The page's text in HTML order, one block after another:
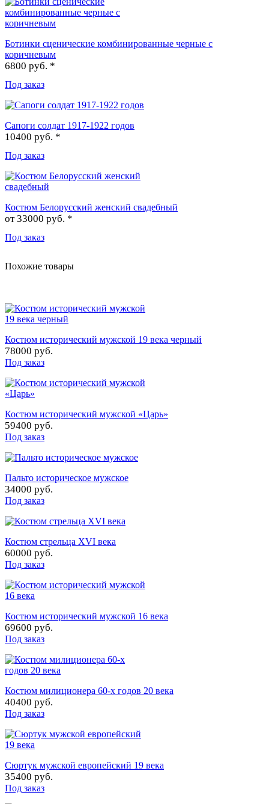
Ботинки сценические комбинированные черные с
коричневым
6800 руб. *
Под заказ
Сапоги солдат 1917-1922 годов
10400 руб. *
Под заказ
Костюм Белорусский женский свадебный
от33000 руб. *
Под заказ
Похожие товары
Костюм исторический мужской 19 века черный
78000 руб.
Под заказ
Костюм исторический мужской «Царь»
59400 руб.
Под заказ
Пальто историческое мужское
34000 руб.
Под заказ
Костюм стрельца XVI века
60000 руб.
Под заказ
Костюм исторический мужской 16 века
69600 руб.
Под заказ
Костюм милиционера 60-х годов 20 века
40400 руб.
Под заказ
Сюртук мужской европейский 19 века
35400 руб.
Под заказ